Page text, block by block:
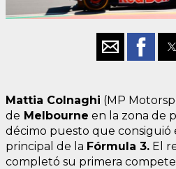
Mattia Colnaghi (MP
de Melbourne en la zona de
décimo puesto que consiguió
principal de la Fórmula 3. El
completó su primera